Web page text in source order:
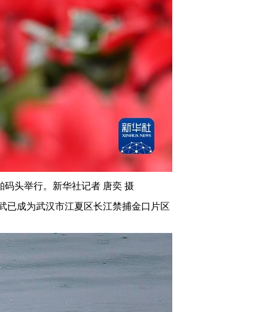
码头举行。新华社记者 唐奕 摄
成为武汉市江夏区长江禁捕金口片区